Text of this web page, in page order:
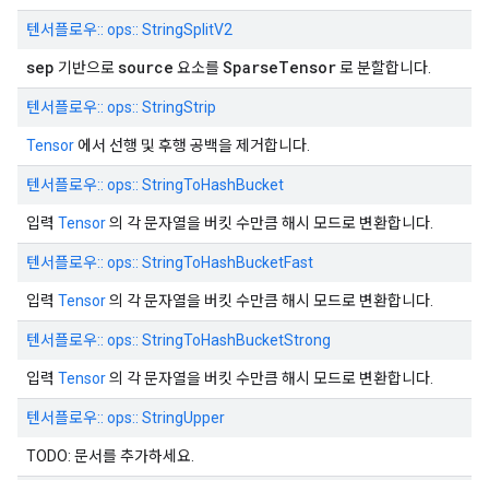
텐서플로우:: ops:: StringSplitV2
sep 기반으로source 요소를SparseTensor로 분할합니다.
텐서플로우:: ops:: StringStrip
Tensor 에서 선행 및 후행 공백을 제거합니다.
텐서플로우:: ops:: StringToHashBucket
입력 Tensor의 각 문자열을 버킷 수만큼 해시 모드로 변환합니다.
텐서플로우:: ops:: StringToHashBucketFast
입력 Tensor의 각 문자열을 버킷 수만큼 해시 모드로 변환합니다.
텐서플로우:: ops:: StringToHashBucketStrong
입력 Tensor의 각 문자열을 버킷 수만큼 해시 모드로 변환합니다.
텐서플로우:: ops:: StringUpper
TODO: 문서를 추가하세요.